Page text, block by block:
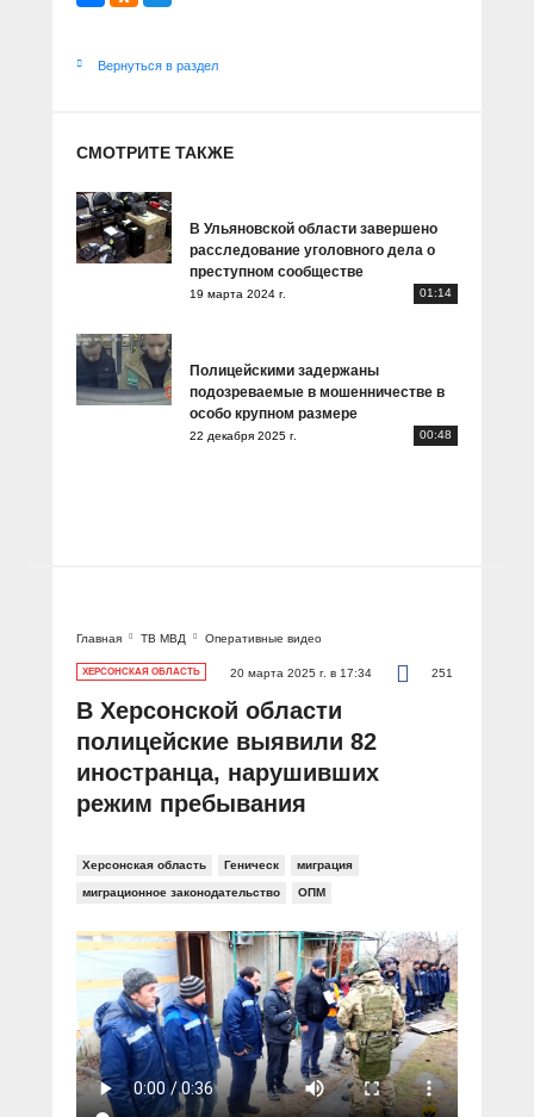
Вернуться в раздел
СМОТРИТЕ ТАКЖЕ
В Ульяновской области завершено
расследование уголовного дела о
преступном сообществе
19 марта 2024 г. 01:14
Полицейскими задержаны
подозреваемые в мошенничестве в
особо крупном размере
22 декабря 2025 г. 00:48
Главная ТВ МВД Оперативные видео
ХЕРСОНСКАЯ ОБЛАСТЬ 20 марта 2025 г. в 17:34 251
В Херсонской области
полицейские выявили 82
иностранца, нарушивших
режим пребывания
Херсонская область Геническ миграция
миграционное законодательство ОПМ